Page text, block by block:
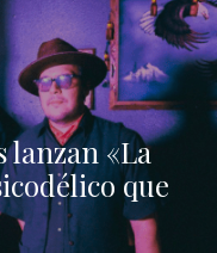
lanzan «La
que